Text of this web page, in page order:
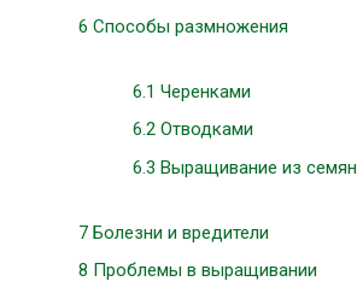
6 Способы размножения
6.1 Черенками
6.2 Отводками
6.3 Выращивание из семян
7 Болезни и вредители
8 Проблемы в выращивании